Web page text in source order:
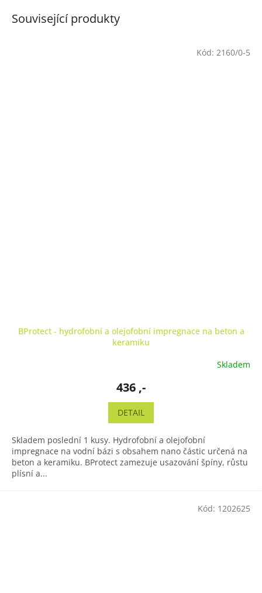
Související produkty
BProtect - hydrofobní a olejofobní impregnace na beton a
keramiku
Skladem
436 ,-
DETAIL
Skladem poslední 1 kusy. Hydrofobní a olejofobní
impregnace na vodní bázi s obsahem nano částic určená na
beton a keramiku. BProtect zamezuje usazování špíny, růstu
plísní a...
Kód: 2160/0-5
Kód: 1202625